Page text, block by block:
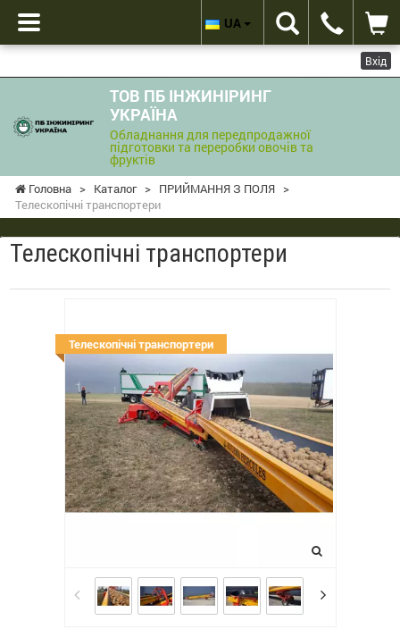
Вхід
ТОВ ПБ ІНЖИНІРИНГ
УКРАЇНА
Обладнання для передпродажної
підготовки та переробки овочів та
фруктів
UA
Головна > Каталог > ПРИЙМАННЯ З ПОЛЯ >
Телескопічні транспортери
Телескопічні транспортери
Телескопічні транспортери